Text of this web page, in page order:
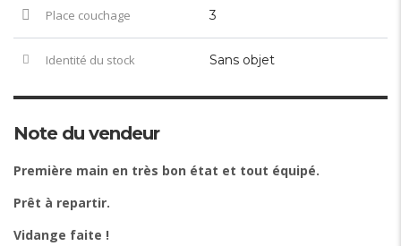
Place couchage 3
Identité du stock Sans objet
Note du vendeur
Première main en très bon état et tout équipé.
Prêt à repartir.
Vidange faite !